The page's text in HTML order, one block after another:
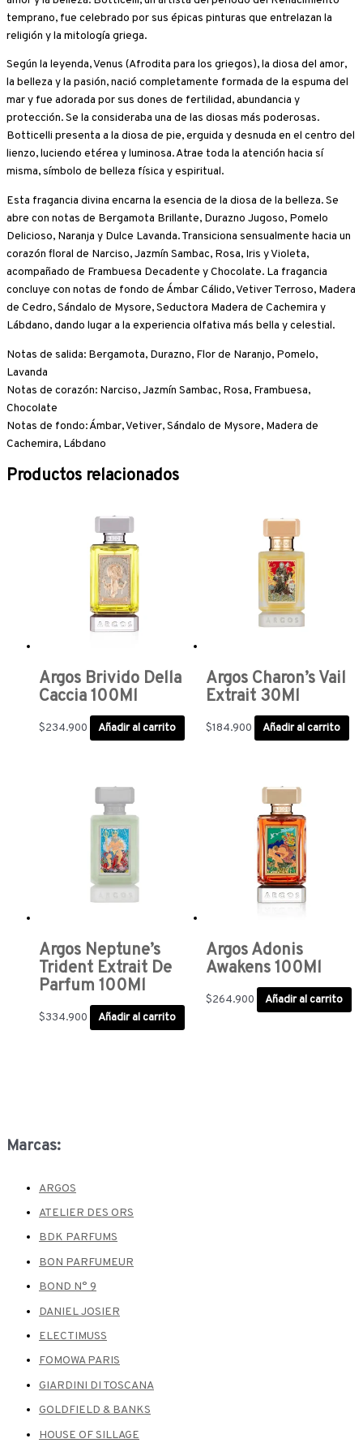
Marcas:
ARGOS
ATELIER DES ORS
BDK PARFUMS
BON PARFUMEUR
BOND N° 9
DANIEL JOSIER
ELECTIMUSS
FOMOWA PARIS
GIARDINI DI TOSCANA
GOLDFIELD & BANKS
HOUSE OF SILLAGE
temprano, fue celebrado por sus épicas pinturas que entrelazan la
religión y la mitología griega.
Según la leyenda, Venus (Afrodita para los griegos), la diosa del amor,
la belleza y la pasión, nació completamente formada de la espuma del
mar y fue adorada por sus dones de fertilidad, abundancia y
protección. Se la consideraba una de las diosas más poderosas.
Botticelli presenta a la diosa de pie, erguida y desnuda en el centro del
lienzo, luciendo etérea y luminosa. Atrae toda la atención hacia sí
misma, símbolo de belleza física y espiritual.
Esta fragancia divina encarna la esencia de la diosa de la belleza. Se
abre con notas de Bergamota Brillante, Durazno Jugoso, Pomelo
Delicioso, Naranja y Dulce Lavanda. Transiciona sensualmente hacia un
corazón floral de Narciso, Jazmín Sambac, Rosa, Iris y Violeta,
acompañado de Frambuesa Decadente y Chocolate. La fragancia
concluye con notas de fondo de Ámbar Cálido, Vetiver Terroso, Madera
de Cedro, Sándalo de Mysore, Seductora Madera de Cachemira y
Lábdano, dando lugar a la experiencia olfativa más bella y celestial.
Notas de salida: Bergamota, Durazno, Flor de Naranjo, Pomelo,
Lavanda
Notas de corazón: Narciso, Jazmín Sambac, Rosa, Frambuesa,
Chocolate
Notas de fondo: Ámbar, Vetiver, Sándalo de Mysore, Madera de
Cachemira, Lábdano
Productos relacionados
Argos Brivido Della
Caccia 100Ml
$234.900 Añadir al carrito
Argos Charon’s Vail
Extrait 30Ml
$184.900 Añadir al carrito
Argos Neptune’s
Trident Extrait De
Parfum 100Ml
$334.900 Añadir al carrito
Argos Adonis
Awakens 100Ml
$264.900 Añadir al carrito